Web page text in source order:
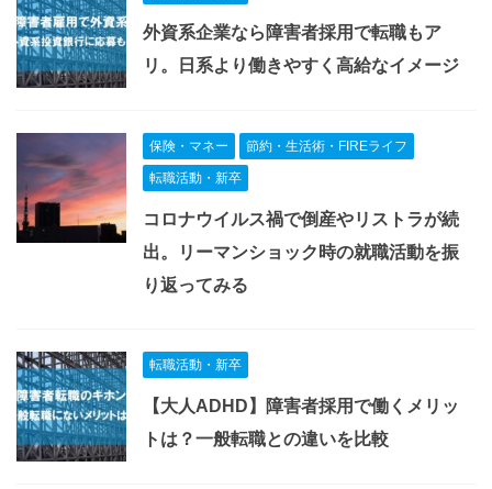
外資系企業なら障害者採用で転職もア
リ。日系より働きやすく高給なイメージ
保険・マネー 節約・生活術・FIREライフ
転職活動・新卒
コロナウイルス禍で倒産やリストラが続
出。リーマンショック時の就職活動を振
り返ってみる
転職活動・新卒
【大人ADHD】障害者採用で働くメリッ
トは？一般転職との違いを比較